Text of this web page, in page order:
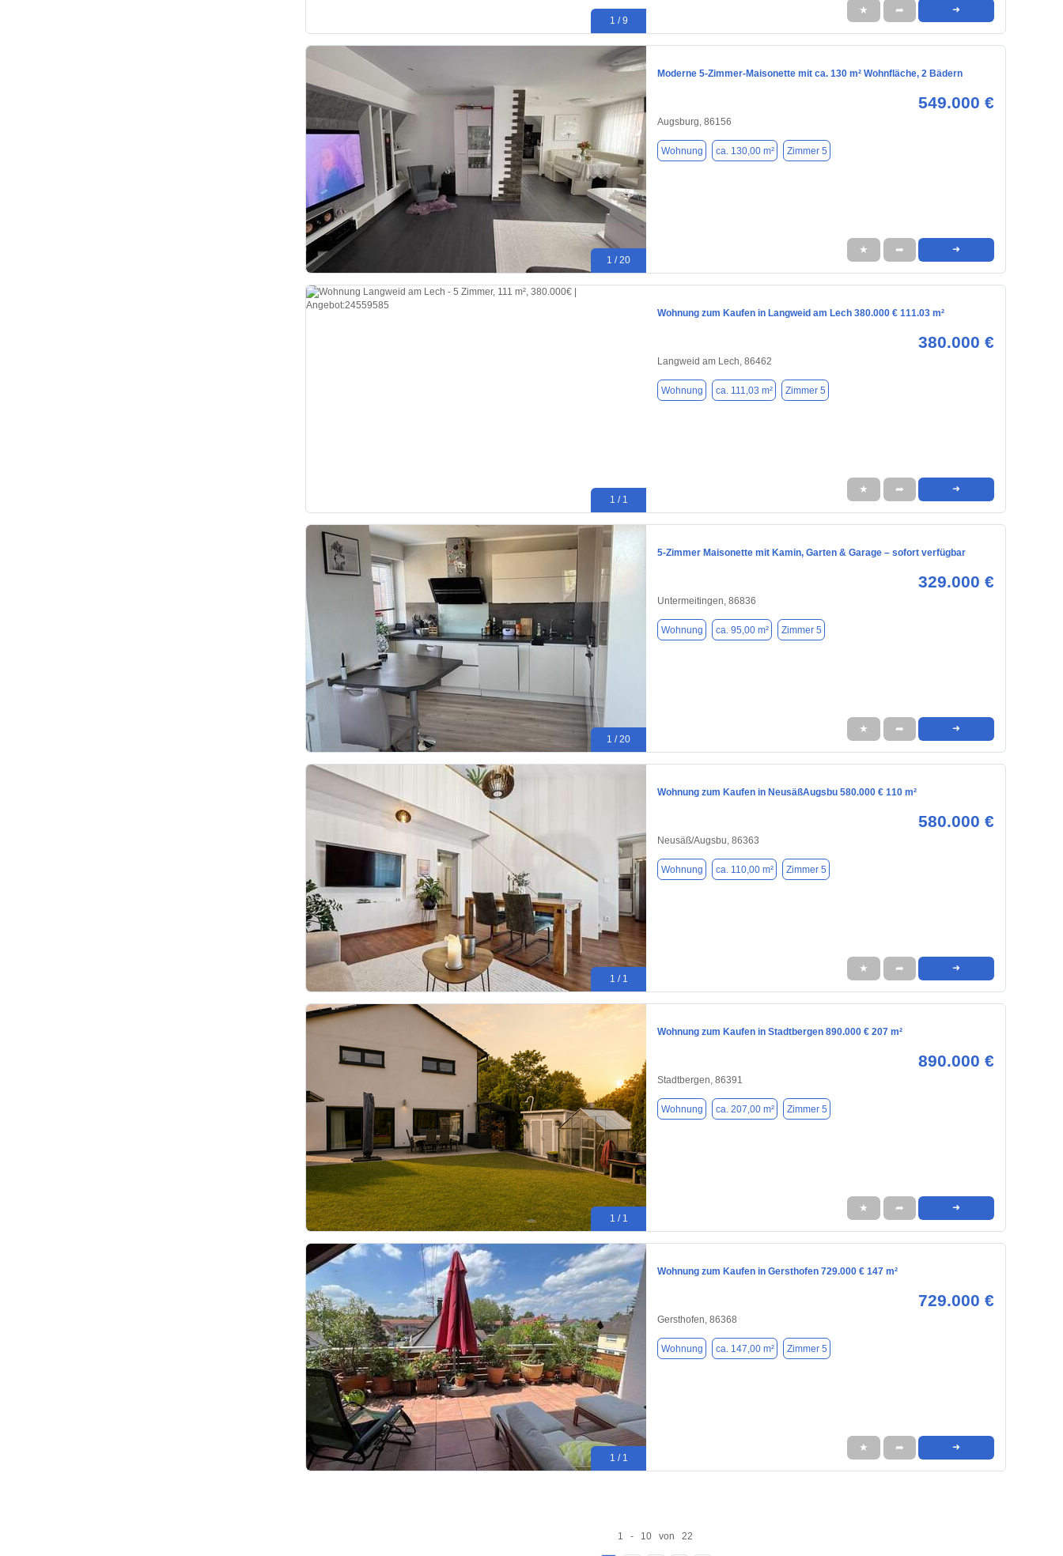
1 / 9
★ ➦ ➜
1 / 20
Moderne 5-Zimmer-Maisonette mit ca. 130 m² Wohnfläche, 2 Bädern
549.000 €
Augsburg, 86156
Wohnung ca. 130,00 m² Zimmer 5
★ ➦ ➜
1 / 1
Wohnung zum Kaufen in Langweid am Lech 380.000 € 111.03 m²
380.000 €
Langweid am Lech, 86462
Wohnung ca. 111,03 m² Zimmer 5
★ ➦ ➜
1 / 20
5-Zimmer Maisonette mit Kamin, Garten & Garage – sofort verfügbar
329.000 €
Untermeitingen, 86836
Wohnung ca. 95,00 m² Zimmer 5
★ ➦ ➜
1 / 1
Wohnung zum Kaufen in NeusäßAugsbu 580.000 € 110 m²
580.000 €
Neusäß/Augsbu, 86363
Wohnung ca. 110,00 m² Zimmer 5
★ ➦ ➜
1 / 1
Wohnung zum Kaufen in Stadtbergen 890.000 € 207 m²
890.000 €
Stadtbergen, 86391
Wohnung ca. 207,00 m² Zimmer 5
★ ➦ ➜
1 / 1
Wohnung zum Kaufen in Gersthofen 729.000 € 147 m²
729.000 €
Gersthofen, 86368
Wohnung ca. 147,00 m² Zimmer 5
★ ➦ ➜
1 - 10 von 22